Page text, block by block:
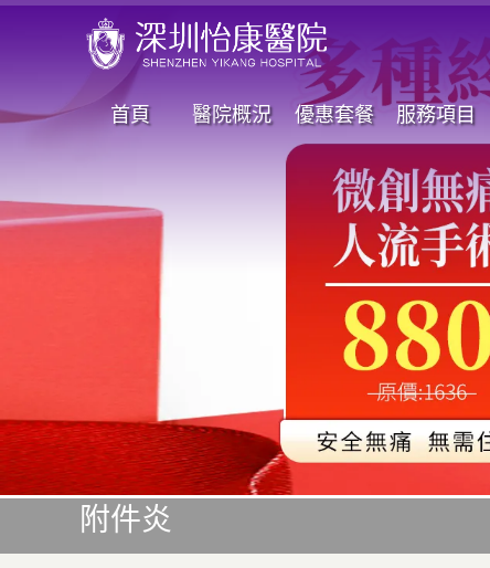
首頁 醫院概況 優惠套餐 服務項目
附件炎